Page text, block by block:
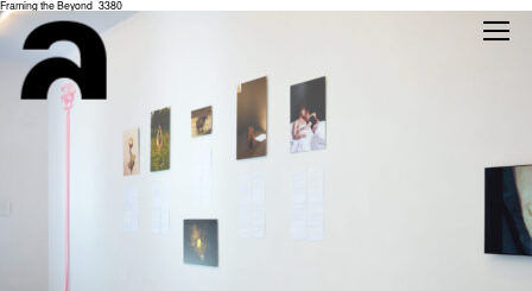
Framing the Beyond_3380